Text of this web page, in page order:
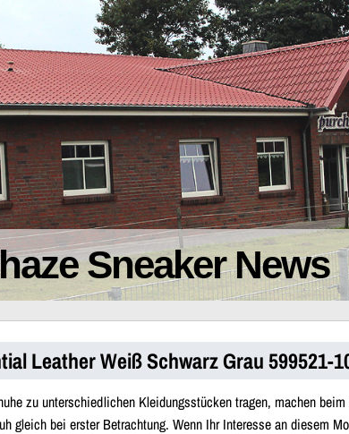
Sneaker News
Leather Weiß Schwarz Grau 599521-
zu unterschiedlichen Kleidungsstücken tragen, machen
gleich bei erster Betrachtung. Wenn Ihr Interesse an diesem